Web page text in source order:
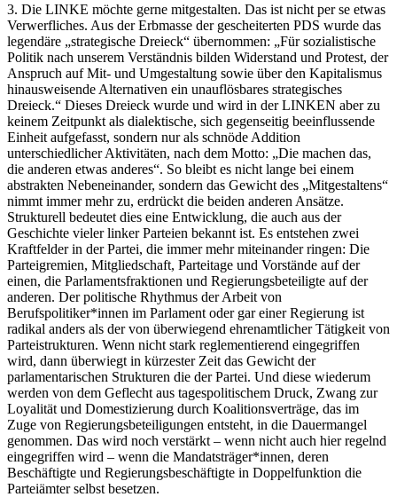
3. Die LINKE möchte gerne mitgestalten. Das ist nicht per se etwas
Verwerfliches. Aus der Erbmasse der gescheiterten PDS wurde das
legendäre „strategische Dreieck“ übernommen: „Für sozialistische
Politik nach unserem Verständnis bilden Widerstand und Protest, der
Anspruch auf Mit- und Umgestaltung sowie über den Kapitalismus
hinausweisende Alternativen ein unauflösbares strategisches
Dreieck.“ Dieses Dreieck wurde und wird in der LINKEN aber zu
keinem Zeitpunkt als dialektische, sich gegenseitig beeinflussende
Einheit aufgefasst, sondern nur als schnöde Addition
unterschiedlicher Aktivitäten, nach dem Motto: „Die machen das,
die anderen etwas anderes“. So bleibt es nicht lange bei einem
abstrakten Nebeneinander, sondern das Gewicht des „Mitgestaltens“
nimmt immer mehr zu, erdrückt die beiden anderen Ansätze.
Strukturell bedeutet dies eine Entwicklung, die auch aus der
Geschichte vieler linker Parteien bekannt ist. Es entstehen zwei
Kraftfelder in der Partei, die immer mehr miteinander ringen: Die
Parteigremien, Mitgliedschaft, Parteitage und Vorstände auf der
einen, die Parlamentsfraktionen und Regierungsbeteiligte auf der
anderen. Der politische Rhythmus der Arbeit von
Berufspolitiker*innen im Parlament oder gar einer Regierung ist
radikal anders als der von überwiegend ehrenamtlicher Tätigkeit von
Parteistrukturen. Wenn nicht stark reglementierend eingegriffen
wird, dann überwiegt in kürzester Zeit das Gewicht der
parlamentarischen Strukturen die der Partei. Und diese wiederum
werden von dem Geflecht aus tagespolitischem Druck, Zwang zur
Loyalität und Domestizierung durch Koalitionsverträge, das im
Zuge von Regierungsbeteiligungen entsteht, in die Dauermangel
genommen. Das wird noch verstärkt – wenn nicht auch hier regelnd
eingegriffen wird – wenn die Mandatsträger*innen, deren
Beschäftigte und Regierungsbeschäftigte in Doppelfunktion die
Parteiämter selbst besetzen.